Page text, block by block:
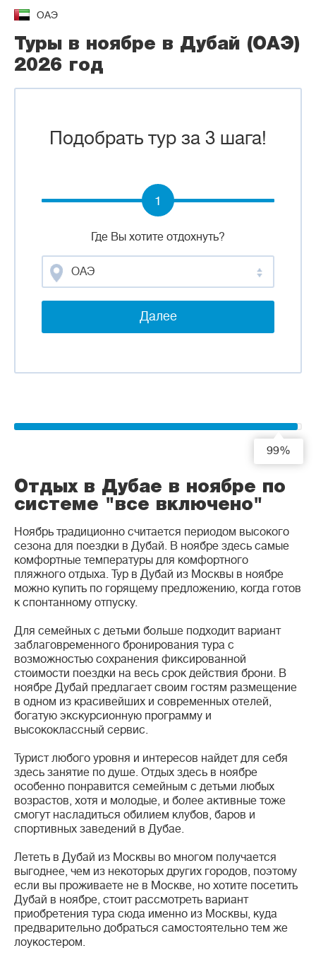
ОАЭ
Туры в ноябре в Дубай (ОАЭ)
2026 год
Подобрать тур за 3 шага!
Где Вы хотите отдохнуть?
ОАЭ
Далее
1
99%
Отдых в Дубае в ноябре по
системе "все включено"
Ноябрь традиционно считается периодом высокого
сезона для поездки в Дубай. В ноябре здесь самые
комфортные температуры для комфортного
пляжного отдыха. Тур в Дубай из Москвы в ноябре
можно купить по горящему предложению, когда готов
к спонтанному отпуску.
Для семейных с детьми больше подходит вариант
заблаговременного бронирования тура с
возможностью сохранения фиксированной
стоимости поездки на весь срок действия брони. В
ноябре Дубай предлагает своим гостям размещение
в одном из красивейших и современных отелей,
богатую экскурсионную программу и
высококлассный сервис.
Турист любого уровня и интересов найдет для себя
здесь занятие по душе. Отдых здесь в ноябре
особенно понравится семейным с детьми любых
возрастов, хотя и молодые, и более активные тоже
смогут насладиться обилием клубов, баров и
спортивных заведений в Дубае.
Лететь в Дубай из Москвы во многом получается
выгоднее, чем из некоторых других городов, поэтому
если вы проживаете не в Москве, но хотите посетить
Дубай в ноябре, стоит рассмотреть вариант
приобретения тура сюда именно из Москвы, куда
предварительно добраться самостоятельно тем же
лоукостером.